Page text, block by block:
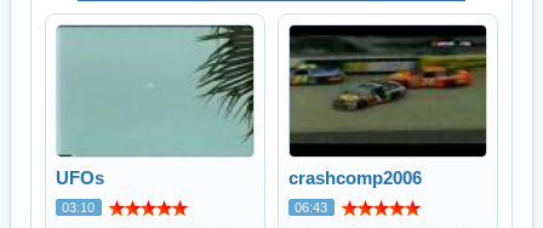
UFOs
03:10
crashcomp2006
06:43